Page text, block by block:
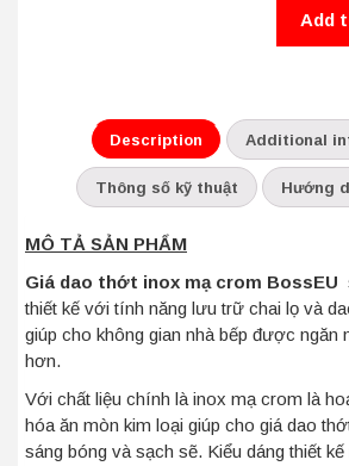
Add
Description Additional
Thông số kỹ thuật Hướng
MÔ TẢ SẢN PHẨM
Giá dao thớt inox mạ crom BossEU
thiết kế với tính năng lưu trữ chai lọ và
giúp cho không gian nhà bếp được ngăn
hơn.
Với chất liệu chính là inox mạ crom là
hóa ăn mòn kim loại giúp cho giá dao
sáng bóng và sạch sẽ. Kiểu dáng thiết